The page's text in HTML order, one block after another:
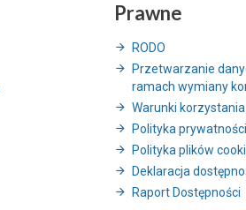
Prawne
RODO
Przetwarzanie
ramach wymiany
Warunki
Polityka prywatności
Polityka plików
Deklaracja
Raport Dostępności